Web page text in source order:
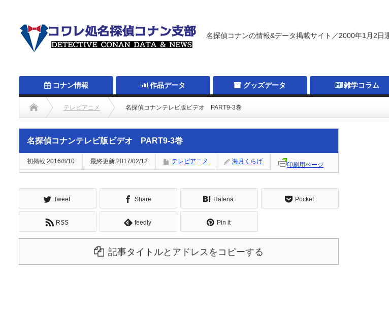
名探偵コナンの情報&データ掲載サイト／2000年1月2日
コナン情報 作品データ グッズデータ 雑学コラム
テレビアニメ 名探偵コナンテレビ版ビデオ PART9-3巻
名探偵コナンテレビ版ビデオ PART9-3巻
初掲載:2016/8/10 最終更新:2017/02/12 テレビアニメ 海月くらげ 印刷用ページ
Tweet Share Hatena Pocket
RSS feedly Pin it
記事タイトルとアドレスをコピーする